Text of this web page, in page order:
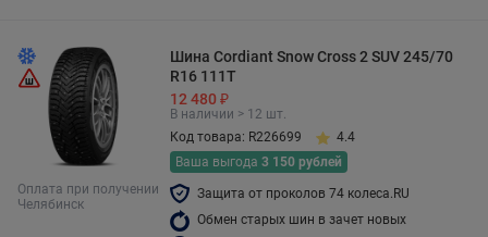
Оплата при получении
Челябинск
Шина Cordiant Snow Cross 2 SUV 245/70
R16 111T
12 480 ₽
В наличии > 12 шт.
Код товара: R226699
4.4
Ваша выгода 3 150 рублей
Защита от проколов 74 колеса.RU
Обмен старых шин в зачет новых